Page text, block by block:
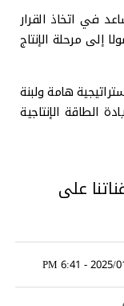
في اتخاذ القرار
إلى مرحلة الإنتاج
هامة ولبنة
الطاقة الإنتاجية
على
2025/01/20 -